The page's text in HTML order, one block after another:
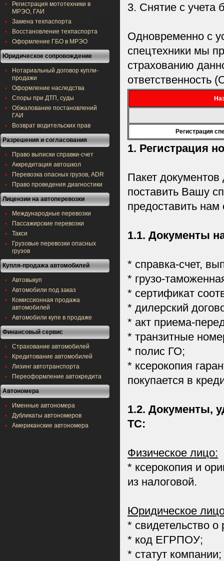
3. Снятие с учета
Одновременно с
спецтехники мы
страхованию
Регистрация
1. Регистрация
Пакет
поставить Вашу
предоставить
1.1. Документы
* справка-счет,
* грузо-
* сертификат
* дилерский
* акт приема-
* транзитные
* полис ГО;
* ксерокопия
покупается в
1.2. Документы,
ТС:
Физическое лицо:
* ксерокопия и
из налоговой.
Юридическое
* свидетельство о
* код ЕГРПОУ;
* статут компании;
Регистрация мототехники в
МРЭО, ГАИ
Замена техпаспорта
Восстановление техпаспорта
Оформление ГБО в МРЭО
Юридическое сопровождение
Нотариальный договор купли-
продажи
Оформление наследства
Споры при ДТП, суды
Обжалование постановлений
ГАИ
Возврат водительских прав
Разрешения и согласования
Право выписки справки-счет
Аккредитация автошкол
Перевозка опасных грузов, ADR
Право проведения диагностики
Лицензии на автоперевозки
Международные перевозки
Пассажирские перевозки
Такси
Грузовые перевозки опасных
грузов
Купля-продажа автомобилей
Автовыкуп
Автомобили под заказ
Комиссионная продажа
автомобилей
Автомобили купе в продаже
Финансовый сервис
Страхование автомобилей
Кредитование автомобилей
Лизинг автотранспорта
Переоформление автокредита
Автономера
Именные автономера
Дубликаты автономеров
Американские автономера